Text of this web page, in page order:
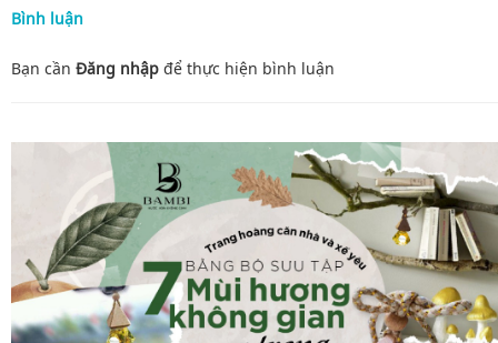
Bình luận
Bạn cần Đăng nhập để thực hiện bình luận